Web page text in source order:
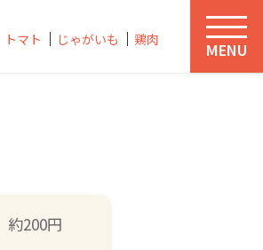
MENU
トマト じゃがいも 鶏肉
約200円